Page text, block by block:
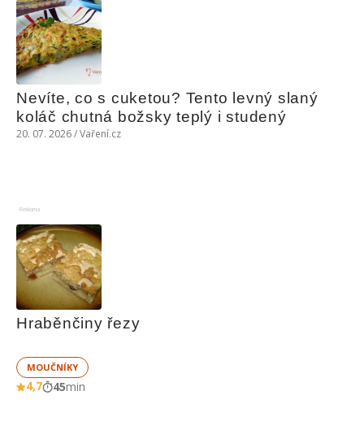
Nevíte, co s cuketou? Tento levný slaný
koláč chutná božsky teplý i studený
20. 07. 2026 / Vaření.cz
Reklama
Hraběnčiny řezy
MOUČNÍKY
4,7 45min